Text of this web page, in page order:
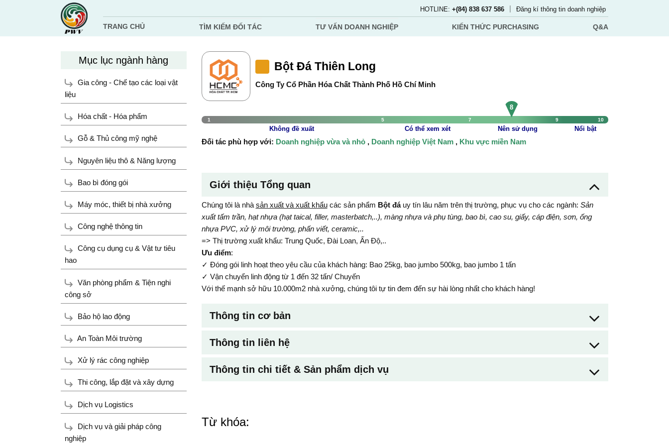
TRANG CHỦ TÌM KIẾM ĐỐI TÁC TƯ VẤN DOANH NGHIỆP KIẾN THỨC PURCHASING Q&A
HOTLINE: +(84) 838 637 586 | Đăng kí thông tin doanh nghiệp
Mục lục ngành hàng
Gia công - Chế tạo các loại vật
liệu
Hóa chất - Hóa phẩm
Gỗ & Thủ công mỹ nghệ
Nguyên liệu thô & Năng lượng
Bao bì đóng gói
Máy móc, thiết bị nhà xưởng
Công nghệ thông tin
Công cụ dụng cụ & Vật tư tiêu
hao
Văn phòng phẩm & Tiện nghi
công sở
Bảo hộ lao động
An Toàn Môi trường
Xử lý rác công nghiệp
Thi công, lắp đặt và xây dựng
Dịch vụ Logistics
Dịch vụ và giải pháp công
nghiệp
Bột Đá Thiên Long
Công Ty Cổ Phần Hóa Chất Thành Phố Hồ Chí Minh
1 5 7 9 10
Không đề xuất Có thể xem xét Nên sử dụng Nổi bật
8
Đối tác phù hợp với: Doanh nghiệp vừa và nhỏ , Doanh nghiệp Việt Nam , Khu vực miền Nam
Giới thiệu Tổng quan
Chúng tôi là nhà sản xuất và xuất khẩucác sản phẩm Bột đáuy tín lâu năm trên thị trường, phục vụ cho các ngành: Sản
xuất tấm trần, hạt nhựa (hạt taical, filler, masterbatch,..), màng nhựa và phụ tùng, bao bì, cao su, giấy, cáp điện, sơn, ống
nhựa PVC, xử lý môi trường, phấn viết, ceramic,..
=> Thị trường xuất khẩu: Trung Quốc, Đài Loan, Ấn Độ,..
Ưu điểm:
✓ Đóng gói linh hoạt theo yêu cầu của khách hàng: Bao 25kg, bao jumbo 500kg, bao jumbo 1 tấn
✓ Vận chuyển linh động từ 1 đến 32 tấn/ Chuyến
Với thế mạnh sở hữu 10.000m2 nhà xưởng, chúng tôi tự tin đem đến sự hài lòng nhất cho khách hàng!
Thông tin cơ bản
Thông tin liên hệ
Thông tin chi tiết & Sản phẩm dịch vụ
Từ khóa: